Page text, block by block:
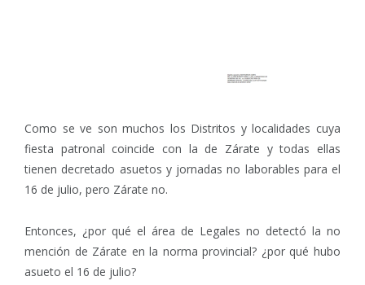
Como se ve son muchos los Distritos y localidades cuya
fiesta patronal coincide con la de Zárate y todas ellas
tienen decretado asuetos y jornadas no laborables para el
16 de julio, pero Zárate no.
Entonces, ¿por qué el área de Legales no detectó la no
mención de Zárate en la norma provincial? ¿por qué hubo
asueto el 16 de julio?